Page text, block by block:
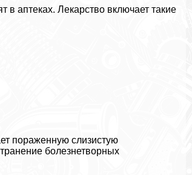
в аптеках. Лекарство включает такие
пораженную слизистую
болезнетворных